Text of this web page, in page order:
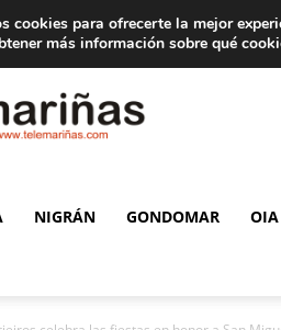
Tarifas de publicidad
Telemariñas
NIGRÁN GONDOMAR OIA
cookies para ofrecerte la mejor
más información sobre qué